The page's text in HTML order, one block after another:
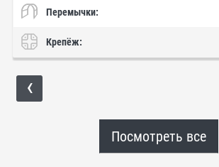
Перемычки:
Крепёж:
‹
Посмотреть все